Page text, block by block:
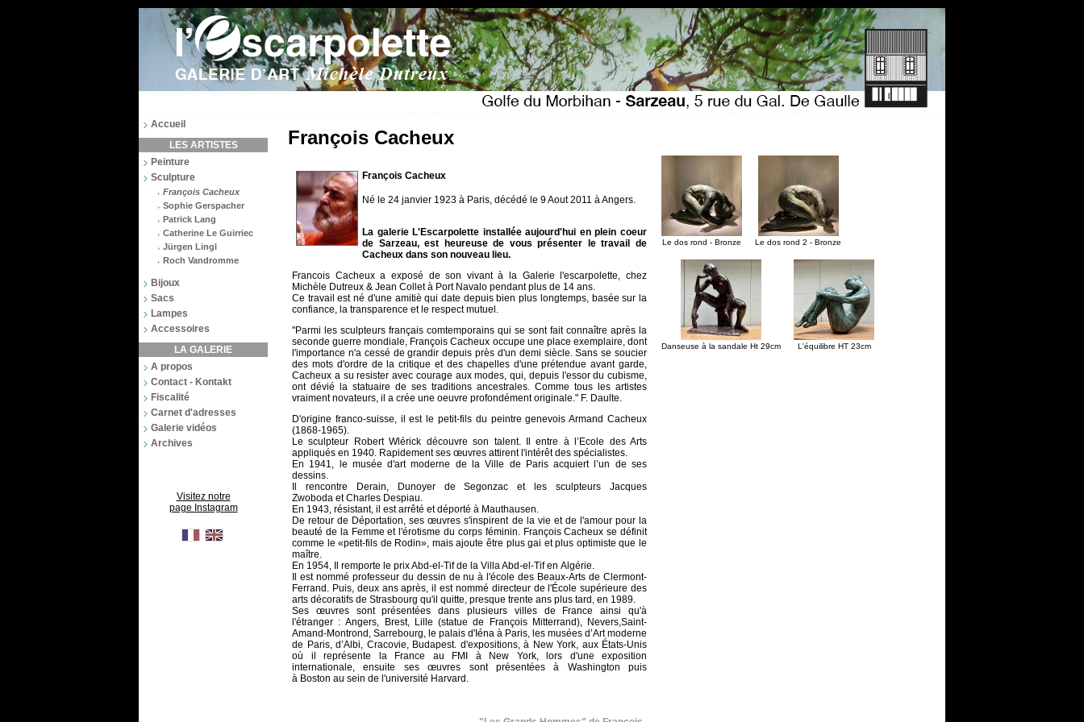
Accueil
LES ARTISTES
Peinture
Sculpture
François Cacheux
Sophie Gerspacher
Patrick Lang
Catherine Le Guirriec
Jürgen Lingl
Roch Vandromme
Bijoux
Sacs
Lampes
Accessoires
LA GALERIE
A propos
Contact - Kontakt
Fiscalité
Carnet d'adresses
Galerie vidéos
Archives
Visitez notre
page Instagram
François Cacheux
François Cacheux
Né le 24 janvier 1923 à Paris, décédé le 9 Aout 2011 à Angers.
La galerie L'Escarpolette installée aujourd'hui en plein coeur
de Sarzeau, est heureuse de vous présenter le travail de
Cacheux dans son nouveau lieu.
Francois Cacheux a exposé de son vivant à la Galerie l'escarpolette, chez
Michèle Dutreux & Jean Collet à Port Navalo pendant plus de 14 ans.
Ce travail est né d'une amitiè qui date depuis bien plus longtemps, basée sur la
confiance, la transparence et le respect mutuel.
"Parmi les sculpteurs français comtemporains qui se sont fait connaître après la
seconde guerre mondiale, François Cacheux occupe une place exemplaire, dont
l'importance n'a cessé de grandir depuis près d'un demi siècle. Sans se soucier
des mots d'ordre de la critique et des chapelles d'une prétendue avant garde,
Cacheux a su resister avec courage aux modes, qui, depuis l'essor du cubisme,
ont dévié la statuaire de ses traditions ancestrales. Comme tous les artistes
vraiment novateurs, il a crée une oeuvre profondément originale." F. Daulte.
D'origine franco-suisse, il est le petit-fils du peintre genevois Armand Cacheux
(1868-1965).
Le sculpteur
Robert Wlérick découvre son talent. Il entre à l’Ecole des Arts
appliqués en 1940. Rapidement ses œuvres attirent l'intérêt des spécialistes.
En 1941, le musée d'art moderne de la Ville de Parisacquiert l’un de ses
dessins.
Il rencontre
Derain, Dunoyer de Segonzac et les sculpteursJacques
Zwoboda etCharles Despiau.
En 1943, résistant, il est arrêté et déporté à Mauthausen.
De retour de Déportation, ses œuvres s'inspirent de la vie et de l'amour pour la
beauté de la Femme et l'érotisme du corps féminin. François Cacheux se définit
comme le «petit-fils de Rodin», mais ajoute être plus gai et plus optimiste que le
maître.
En 1954, Il remporte le prix Abd-el-Tifde la Villa Abd-el-Tifen Algérie.
Il est nommé professeur du dessin de nu à l'école des Beaux-Arts de Clermont-
Ferrand . Puis, deux ans après, il est nommé directeur de l'École supérieure des
arts décoratifs de Strasbourg qu'il quitte, presque trente ans plus tard, en 1989.
Ses œuvres sont présentées dans plusieurs villes de France ainsi qu'à
l'étranger :Angers, Brest, Lille (statue de François Mitterrand), Nevers,Saint-
Amand-Montrond , Sarrebourg, le palais d'Iéna à Paris, les musées d’Art moderne
de Paris, d’Albi, Cracovie, Budapest. d'expositions, à New York, aux États-Unis
où il représente la France au
FMI à New York, lors d'une exposition
internationale, ensuite ses œuvres sont présentées à Washington puis
à Boston au sein de l'université Harvard .
Le dos rond - Bronze Le dos rond 2 - Bronze
Danseuse à la sandale Ht 29cm L'équilibre HT 23cm